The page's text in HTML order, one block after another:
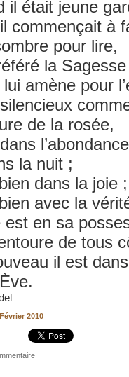
il était jeune
commençait à
pour lire,
la Sagesse
lui amène pour
de la rosée,
l’abondance
la nuit ;
dans la joie ;
avec la
est en sa
de tous
il est
2010